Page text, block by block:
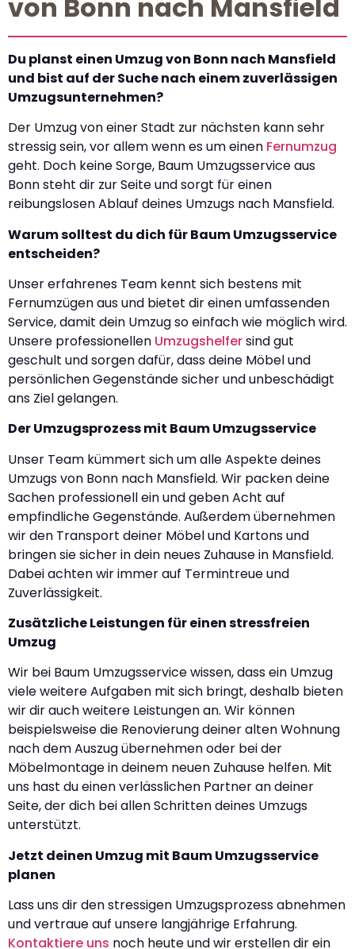
von Bonn nach Mansfield
Du planst einen Umzug von Bonn nach Mansfield
und bist auf der Suche nach einem zuverlässigen
Umzugsunternehmen?
Der Umzug von einer Stadt zur nächsten kann sehr
stressig sein, vor allem wenn es um einen Fernumzug
geht. Doch keine Sorge, Baum Umzugsservice aus
Bonn steht dir zur Seite und sorgt für einen
reibungslosen Ablauf deines Umzugs nach Mansfield.
Warum solltest du dich für Baum Umzugsservice
entscheiden?
Unser erfahrenes Team kennt sich bestens mit
Fernumzügen aus und bietet dir einen umfassenden
Service, damit dein Umzug so einfach wie möglich wird.
Unsere professionellen Umzugshelfersind gut
geschult und sorgen dafür, dass deine Möbel und
persönlichen Gegenstände sicher und unbeschädigt
ans Ziel gelangen.
Der Umzugsprozess mit Baum Umzugsservice
Unser Team kümmert sich um alle Aspekte deines
Umzugs von Bonn nach Mansfield. Wir packen deine
Sachen professionell ein und geben Acht auf
empfindliche Gegenstände. Außerdem übernehmen
wir den Transport deiner Möbel und Kartons und
bringen sie sicher in dein neues Zuhause in Mansfield.
Dabei achten wir immer auf Termintreue und
Zuverlässigkeit.
Zusätzliche Leistungen für einen stressfreien
Umzug
Wir bei Baum Umzugsservice wissen, dass ein Umzug
viele weitere Aufgaben mit sich bringt, deshalb bieten
wir dir auch weitere Leistungen an. Wir können
beispielsweise die Renovierung deiner alten Wohnung
nach dem Auszug übernehmen oder bei der
Möbelmontage in deinem neuen Zuhause helfen. Mit
uns hast du einen verlässlichen Partner an deiner
Seite, der dich bei allen Schritten deines Umzugs
unterstützt.
Jetzt deinen Umzug mit Baum Umzugsservice
planen
Lass uns dir den stressigen Umzugsprozess abnehmen
und vertraue auf unsere langjährige Erfahrung.
Kontaktiere uns noch heute und wir erstellen dir ein